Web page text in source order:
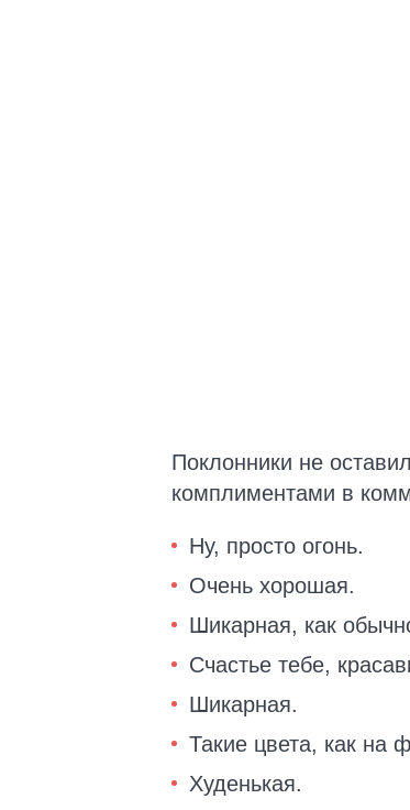
Поклонники не
комплиментами в
Ну, просто огонь.
Очень хорошая.
Шикарная, как
Счастье тебе,
Шикарная.
Такие цвета, как на
Худенькая.